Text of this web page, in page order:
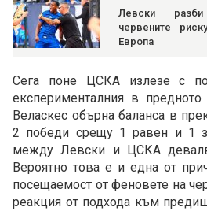
Левски
червените
Европа
Сега поне ЦСКА излезе с
експерименталния в
Веласкес обърна баланса в
2 победи срещу 1 равен и 1
между Левски и ЦСКА
Вероятно това е и една от
посещаемост от феновете на
реакция от подхода към